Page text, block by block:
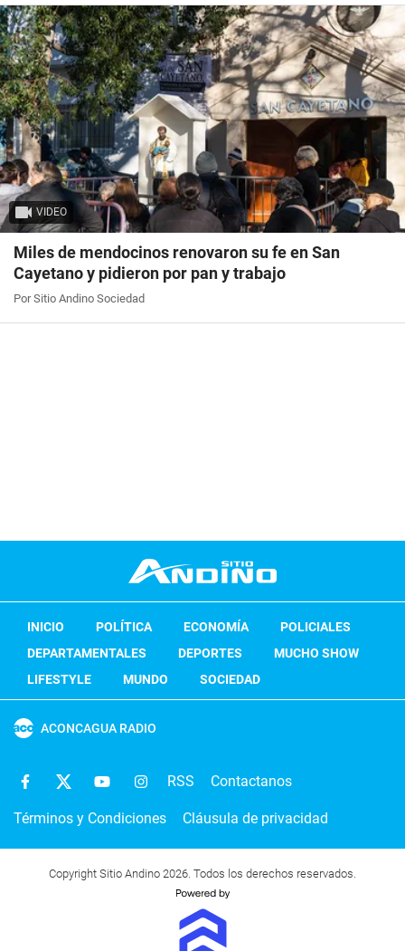
VIDEO
Miles de mendocinos renovaron su fe en San
Cayetano y pidieron por pan y trabajo
Por Sitio Andino Sociedad
INICIO POLÍTICA ECONOMÍA
POLICIALES
DEPARTAMENTALES
DEPORTES
MUCHO SHOW
LIFESTYLE
MUNDO SOCIEDAD
ACONCAGUA RADIO
RSS Contactanos
Términos y Condiciones Cláusula de privacidad
Copyright Sitio Andino 2026. Todos los derechos reservados.